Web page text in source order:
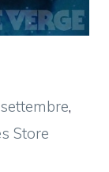
,
Store